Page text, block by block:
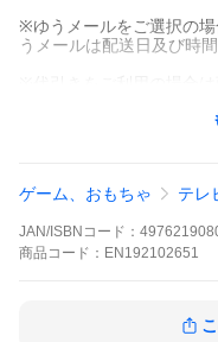
※ゆうメールをご選択の
うメールは配送日及び時
ゲーム、おもちゃ テレ
JAN/ISBNコード：
商品 コード： EN192102651